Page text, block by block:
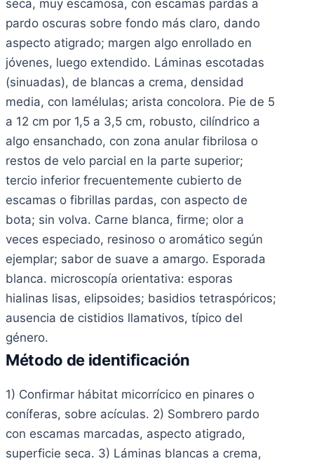
seca, muy escamosa, con escamas pardas a
pardo oscuras sobre fondo más claro, dando
aspecto atigrado; margen algo enrollado en
jóvenes, luego extendido. Láminas escotadas
(sinuadas), de blancas a crema, densidad
media, con lamélulas; arista concolora. Pie de 5
a 12 cm por 1,5 a 3,5 cm, robusto, cilíndrico a
algo ensanchado, con zona anular fibrilosa o
restos de velo parcial en la parte superior;
tercio inferior frecuentemente cubierto de
escamas o fibrillas pardas, con aspecto de
bota; sin volva. Carne blanca, firme; olor a
veces especiado, resinoso o aromático según
ejemplar; sabor de suave a amargo. Esporada
blanca. microscopía orientativa: esporas
hialinas lisas, elipsoides; basidios tetraspóricos;
ausencia de cistidios llamativos, típico del
género.
Método de identificación
1) Confirmar hábitat micorrícico en pinares o
coníferas, sobre acículas. 2) Sombrero pardo
con escamas marcadas, aspecto atigrado,
superficie seca. 3) Láminas blancas a crema,